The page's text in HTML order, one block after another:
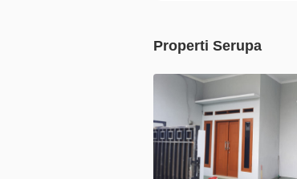
Properti Serupa